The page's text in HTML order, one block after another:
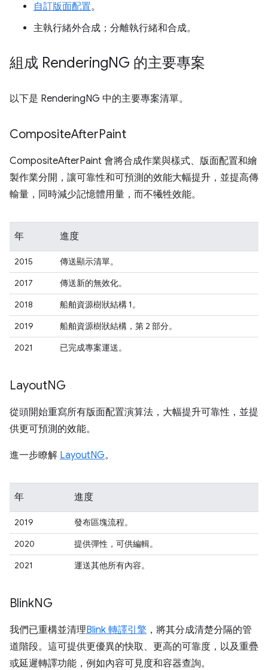
自訂版面配置。
主執行緒外合成；分離執行緒和合成。
組成 RenderingNG 的主要專案
以下是 RenderingNG 中的主要專案清單。
CompositeAfterPaint
CompositeAfterPaint 會將合成作業與樣式、版面配置和繪
製作業分開，讓可靠性和可預測的效能大幅提升，並提高傳
輸量，同時減少記憶體用量，而不犧牲效能。
年 進度
2015
傳送顯示清單。
2017
傳送新的無效化。
2018
船舶資源樹狀結構 1。
2019
船舶資源樹狀結構，第 2 部分。
2021
已完成專案運送。
LayoutNG
從頭開始重寫所有版面配置演算法，大幅提升可靠性，並提
供更可預測的效能。
進一步瞭解 LayoutNG。
年 進度
2019
發布區塊流程。
2020
提供彈性，可供編輯。
2021
運送其他所有內容。
BlinkNG
我們已重構並清理Blink 轉譯引擎 ，將其分成清楚分隔的管
道階段。這可提供更優異的快取、更高的可靠度，以及重疊
或延遲轉譯功能，例如內容可見度和容器查詢。